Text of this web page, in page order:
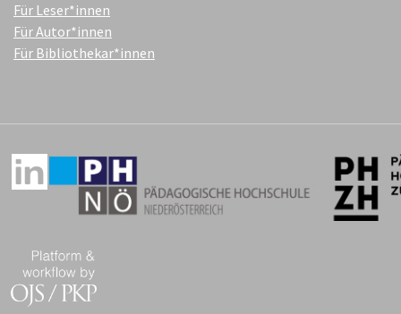
Für Leser*innen
Für Autor*innen
Für Bibliothekar*innen